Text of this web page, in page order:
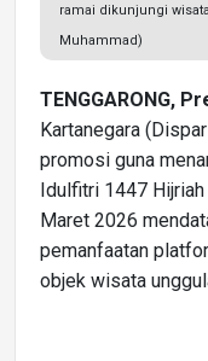
ramai dikunjungi
Muhammad)
TENGGARONG,
Kartanegara
promosi guna
Idulfitri 1447
Maret 2026
pemanfaatan
objek wisata